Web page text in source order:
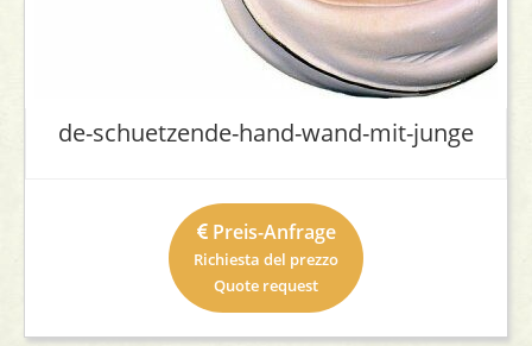
de-schuetzende-hand-wand-mit-junge
Preis-Anfrage
Richiesta del prezzo
Quote request